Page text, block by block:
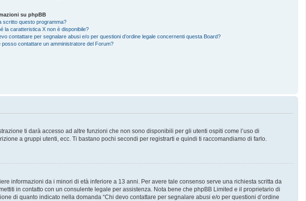
su phpBB
scritto questo programma?
la caratteristica X non è disponibile?
contattare per segnalare abusi e/o per questioni d’ordine legale concernenti questa Board?
posso contattare un amministratore del Forum?
ti darà accesso ad altre funzioni che non sono disponibili per gli utenti ospiti come l’uso di
a gruppi utenti, ecc. Ti bastano pochi secondi per registrarti e quindi ti raccomandiamo di farlo.
informazioni da i minori di età inferiore a 13 anni. Per avere tale consenso serve una richiesta scritta da
in contatto con un consulente legale per assistenza. Nota bene che phpBB Limited e il proprietario di
di quanto indicato nella domanda “Chi devo contattare per segnalare abusi e/o per questioni d’ordine